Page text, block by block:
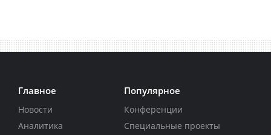
Главное
Новости
Аналитика
Популярное
Конференции
Специальные проекты